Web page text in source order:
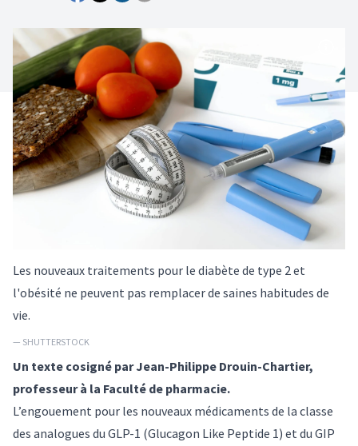
Les nouveaux traitements pour le diabète de type 2 et
l'obésité ne peuvent pas remplacer de saines habitudes de
vie.
— SHUTTERSTOCK
Un texte cosigné parJean-Philippe Drouin-Chartier,
professeur à la Faculté de pharmacie.
L’engouement pour les nouveaux médicaments de la classe
des analogues du GLP-1 (Glucagon Like Peptide 1) et du GIP